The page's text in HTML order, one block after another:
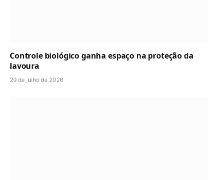
Controle biológico ganha espaço na proteção da
lavoura
29 de julho de 2026